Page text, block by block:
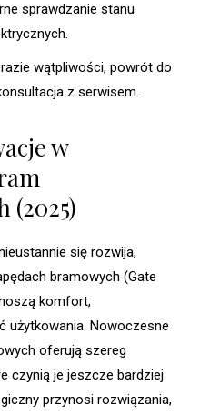
sprawdzanie stanu
razie wątpliwości, powrót do
z serwisem.
w
(2025)
się rozwija,
bramowych (Gate
komfort,
użytkowania. Nowoczesne
oferują szereg
czynią je jeszcze bardziej
przynosi rozwiązania,